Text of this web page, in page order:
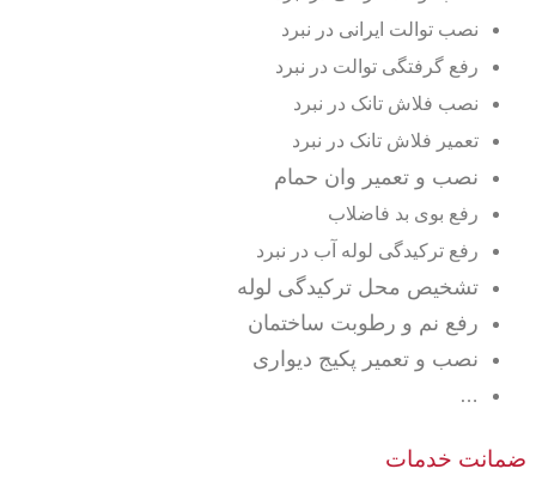
نصب توالت ایرانی در نبرد
رفع گرفتگی توالت در نبرد
نصب فلاش تانک در نبرد
تعمیر فلاش تانک در نبرد
نصب و تعمیر وان حمام
رفع بوی بد فاضلاب
رفع ترکیدگی لوله آب در نبرد
تشخیص محل ترکیدگی لوله
رفع نم و رطوبت ساختمان
نصب و تعمیر پکیج دیواری
…
ضمانت خدمات